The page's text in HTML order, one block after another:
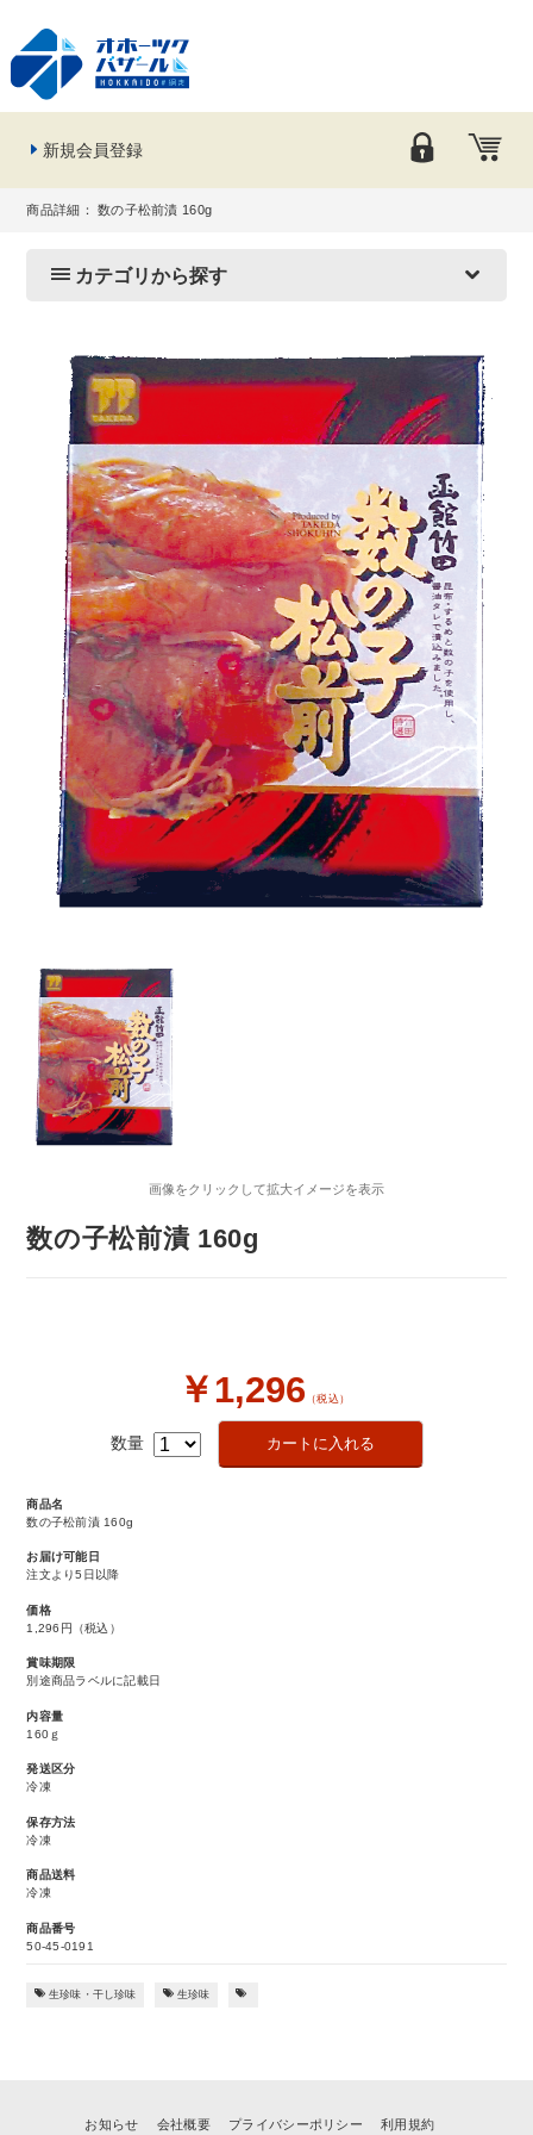
新規会員登録
商品詳細： 数の子松前漬 160g
カテゴリから探す
画像をクリックして拡大イメージを表示
数の子松前漬 160g
￥1,296 （税込）
数量
商品名
数の子松前漬 160g
お届け可能日
注文より5日以降
価格
1,296円 （税込）
賞味期限
別途商品ラベルに記載日
内容量
160ｇ
発送区分
冷凍
保存方法
冷凍
商品送料
冷凍
商品番号
50-45-0191
生珍味・干し珍味 生珍味
お知らせ 会社概要 プライバシーポリシー 利用規約